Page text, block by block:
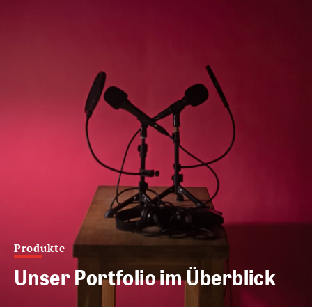
Produkte
Unser Portfolio im Überblick